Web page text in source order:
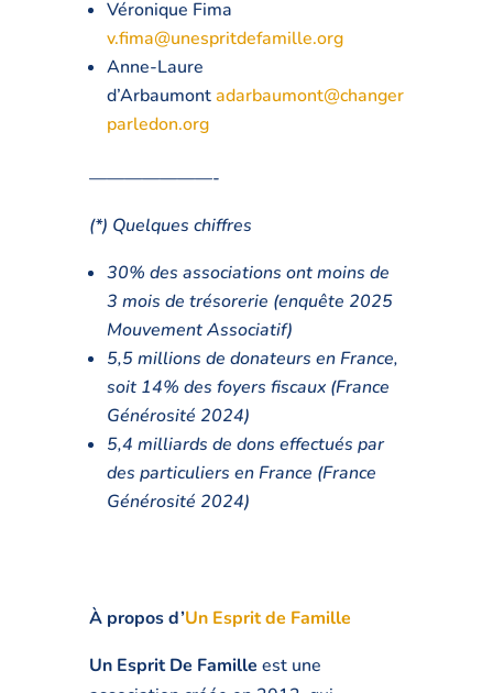
Véronique Fima
v.fima@unespritdefamille.org
Anne-Laure
d’Arbaumontadarbaumont@changer
parledon.org
———————-
(*) Quelques chiffres
30% des associations ont moins de
3 mois de trésorerie (enquête 2025
Mouvement Associatif)
5,5 millions de donateurs en France,
soit 14% des foyers fiscaux (France
Générosité 2024)
5,4 milliards de dons effectués par
des particuliers en France (France
Générosité 2024)
À propos d’Un Esprit de Famille
Un Esprit De Famille est une